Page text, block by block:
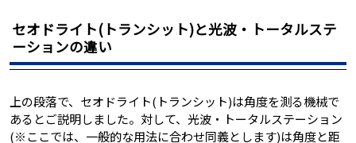
セオドライト(トランシット)と光波・トータルステ
ーションの違い
上の段落で、セオドライト(トランシット)は角度を測る機械で
あるとご説明しました。対して、光波・トータルステーション
(※ここでは、一般的な用法に合わせ同義とします)は角度と距